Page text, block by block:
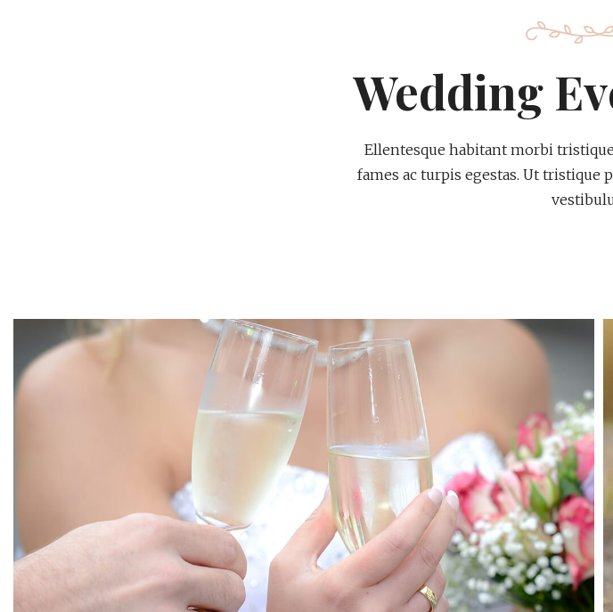
Wedding
Ellentesque habitant morbi
fames ac turpis egestas. Ut